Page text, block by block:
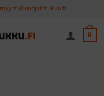
myynti@suojaintukku.fi
0